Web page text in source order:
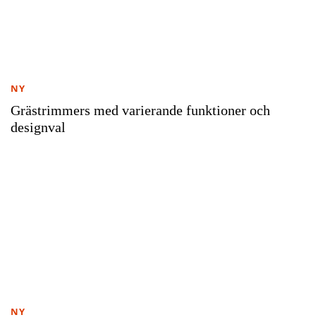
Grästrimmers med varierande funktioner och
designval
NY
NY